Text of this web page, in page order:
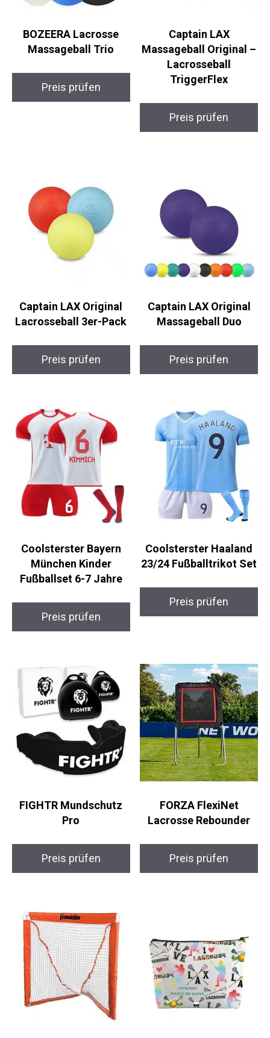
BOZEERA Lacrosse
Massageball Trio
Preis prüfen
Captain LAX
Massageball Original
– Lacrosseball
TriggerFlex
Preis prüfen
Captain LAX Original
Lacrosseball 3er-Pack
Preis prüfen
Captain LAX Original
Massageball Duo
Preis prüfen
München Kinder
Fußballset 6-7 Jahre
Preis prüfen
23/24 Fußballtrikot
Set
Preis prüfen
Pro
Preis prüfen
Lacrosse Rebounder
Preis prüfen